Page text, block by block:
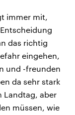
immer mit,
das richtig
eingehen,
und -freunden
da sehr stark
Landtag, aber
müssen, wie